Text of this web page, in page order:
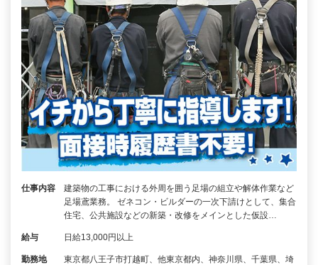
仕事内容
建築物の工事における外周を囲う足場の組立や解体作業など
足場鳶業務。 ゼネコン・ビルダーの一次下請けとして、集合
住宅、公共施設などの新築・改修をメインとした仮設…
給与 日給13,000円以上
勤務地
東京都八王子市打越町、他東京都内、神奈川県、千葉県、埼